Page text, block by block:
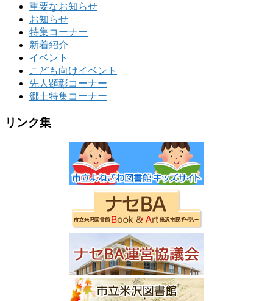
重要なお知らせ
お知らせ
特集コーナー
新着紹介
イベント
こども向けイベント
先人顕彰コーナー
郷土特集コーナー
リンク集